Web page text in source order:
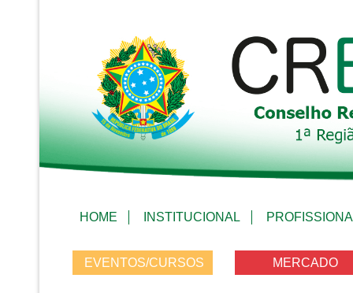
HOME INSTITUCIONAL
EVENTOS/CURSOS MERCADO